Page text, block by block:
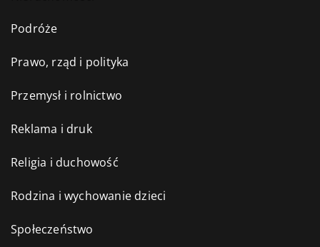
Podróże
Prawo, rząd i polityka
Przemysł i rolnictwo
Reklama i druk
Religia i duchowość
Rodzina i wychowanie dzieci
Społeczeństwo